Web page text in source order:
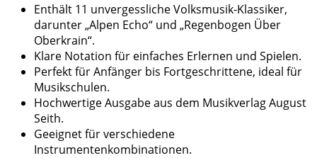
Enthält 11 unvergessliche Volksmusik-Klassiker,
darunter „Alpen Echo“ und „Regenbogen Über
Oberkrain“.
Klare Notation für einfaches Erlernen und Spielen.
Perfekt für Anfänger bis Fortgeschrittene, ideal für
Musikschulen.
Hochwertige Ausgabe aus dem Musikverlag August
Seith.
Geeignet für verschiedene
Instrumentenkombinationen.